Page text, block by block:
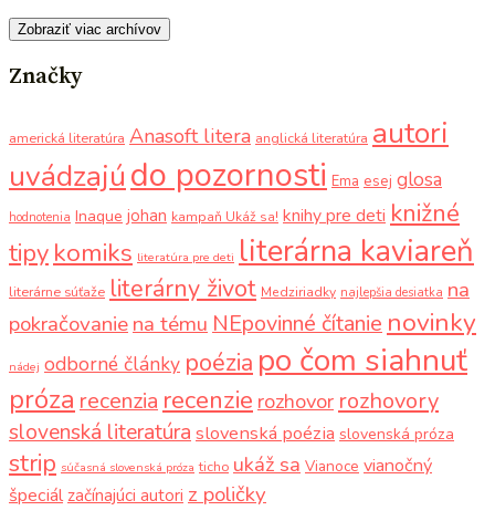
Zobraziť viac archívov
Značky
americká literatúra Anasoft litera anglická literatúra autori
uvádzajúdo pozornosti Ema esej glosa
hodnotenia Inaque johan kampaň Ukáž sa! knihy pre deti knižné
tipy komiks literatúra pre deti literárna kaviareň
literárne súťaže literárny život Medziriadky najlepšia desiatka na
pokračovaniena tému NEpovinné čítanie novinky
nádej odborné články poézia po čom siahnuť
próza recenzia recenzie rozhovor rozhovory
slovenská literatúra slovenská poézia slovenská próza
strip súčasná slovenská próza ticho ukáž sa Vianoce vianočný
špeciál začínajúci autori z poličky